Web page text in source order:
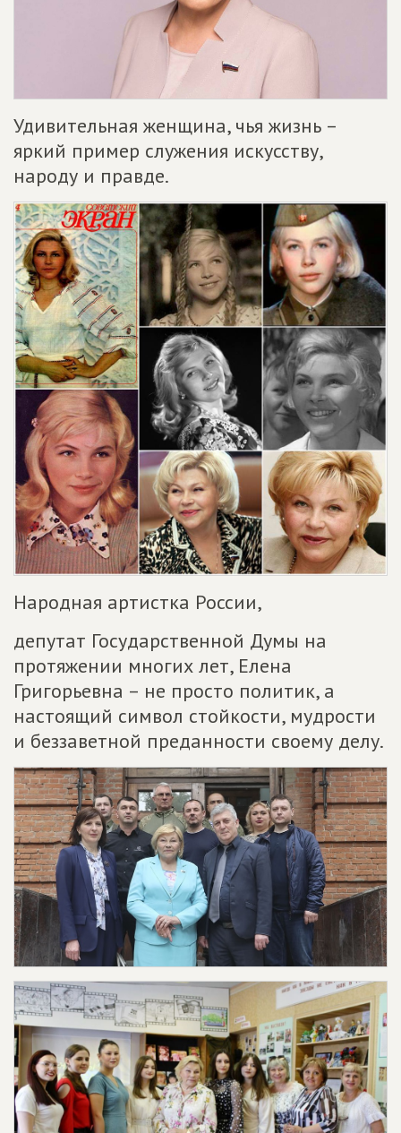
Удивительная женщина, чья жизнь –
яркий пример служения искусству,
народу и правде.
Народная артистка России,
депутат Государственной Думы на
протяжении многих лет, Елена
Григорьевна – не просто политик, а
настоящий символ стойкости, мудрости
и беззаветной преданности своему делу.